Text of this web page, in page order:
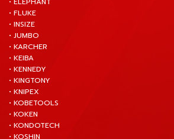
• FLUKE
• INSIZE
• JUMBO
• KARCHER
• KEIBA
• KENNEDY
• KINGTONY
• KNIPEX
• KOBETOOLS
• KOKEN
• KONDOTECH